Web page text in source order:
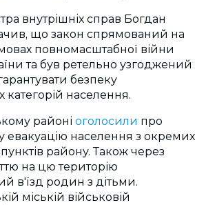
внутрішніх справ Богдан
що закон спрямований на
повномасштабної війни
та був ретельно узгоджений
безпеку
категорій населення.
районі оголосили про
евакуацію населення з окремих
району. Також через
на цю територію
в'їзд родин з дітьми.
міській військовій